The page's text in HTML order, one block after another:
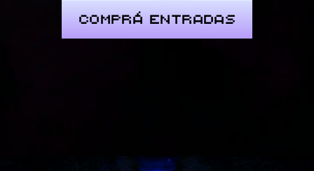
COMPRÁ ENTRADAS